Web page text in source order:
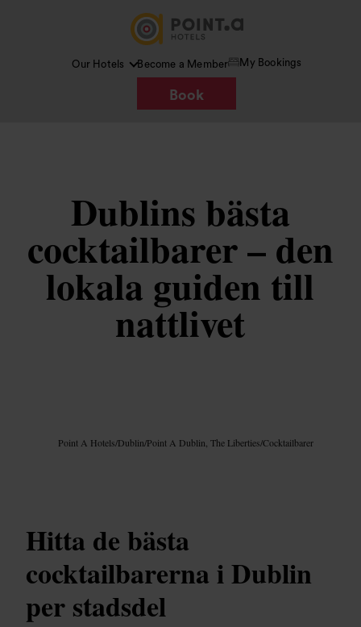
Our Hotels Become a Member My Bookings
Book
Dublins bästa
cocktailbarer – den
lokala guiden till
nattlivet
Point A Hotels/Dublin/Point A Dublin, The Liberties/Cocktailbarer
Hitta de bästa
cocktailbarerna i Dublin
per stadsdel